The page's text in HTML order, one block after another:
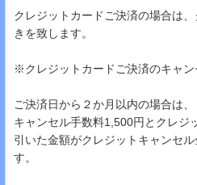
クレジットカードご決済の場合は
きを致します。
※クレジットカードご決済のキャン
ご決済日から２か月以内の場合は、
キャンセル手数料1,500円とクレジ
引いた金額がクレジットキャンセ
す。